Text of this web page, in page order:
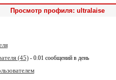
Просмотр профиля: ultralaise
(45)- 0.01 сообщений в день